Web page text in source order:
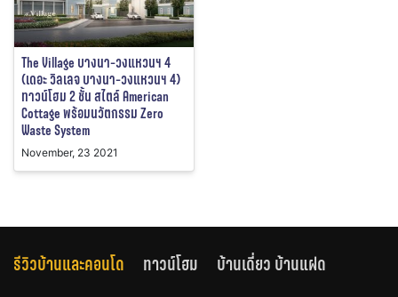
The Village บางนา-วงแหวนฯ 4
(เดอะ วิลเลจ บางนา-วงแหวนฯ 4)
ทาวน์โฮม 2 ชั้น สไตล์ American
Cottage พร้อมนวัตกรรม Zero
Waste System
November, 23 2021
รีวิวบ้านและคอนโด ทาวน์โฮม
บ้านเดี่ยว บ้านแฝด